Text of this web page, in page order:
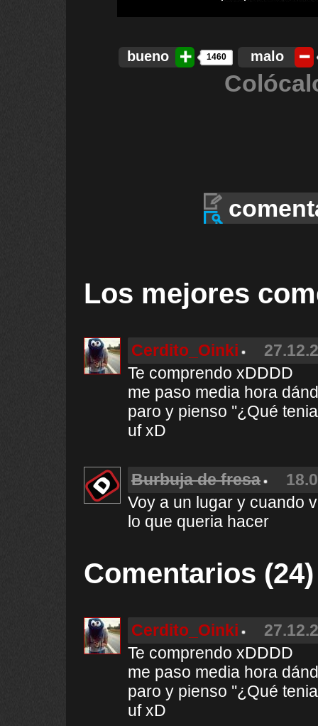
bueno 1460 malo
Los mejores
Cerdito_Oinki
Te comprendo xDDDD
me paso media hora
paro y pienso ''¿Qué
uf xD
Burbuja de fresa
Voy a un lugar y cuando
lo que queria hacer
Comentarios (24)
Cerdito_Oinki
Te comprendo xDDDD
me paso media hora
paro y pienso ''¿Qué
uf xD